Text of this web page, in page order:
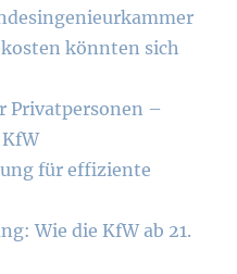
könn­ten sich
Privatpersonen –
für effiziente
Wie die KfW ab 21.